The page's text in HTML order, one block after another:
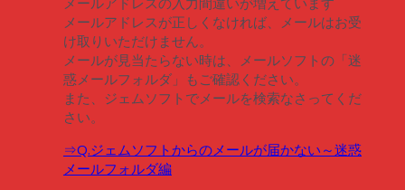
メールアドレスが正しくなければ、メールはお受
け取りいただけません。
メールが見当たらない時は、メールソフトの「迷
惑メールフォルダ」もご確認ください。
また、ジェムソフトでメールを検索なさってくだ
さい。
⇒Q.ジェムソフトからのメールが届かない～迷惑
メールフォルダ編